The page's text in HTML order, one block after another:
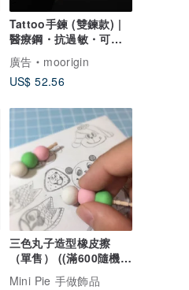
Tattoo手鍊 (雙鍊款) |
醫療鋼・抗過敏・可洗
澡
廣告
moorigin
US$ 52.56
三色丸子造型橡皮擦
（單售） ((滿600隨機送
神秘小禮物))
Mini Pie 手做飾品